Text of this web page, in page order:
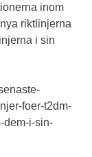
inom
riktlinjerna
i sin
foer-t2dm-
dem-i-sin-